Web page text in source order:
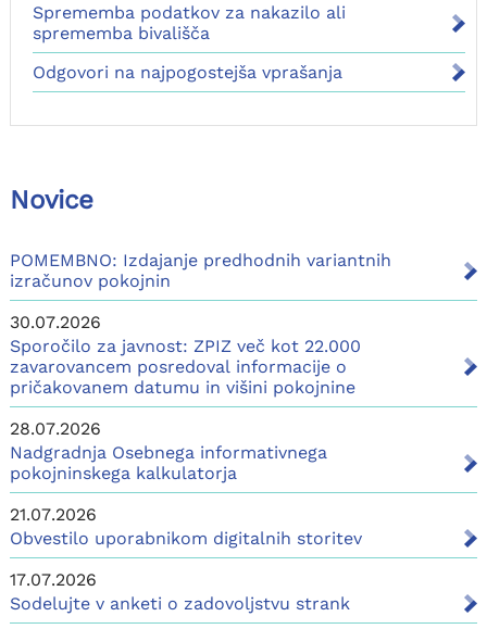
Sprememba podatkov za nakazilo ali
sprememba bivališča
Odgovori na najpogostejša vprašanja
Novice
POMEMBNO: Izdajanje predhodnih variantnih
izračunov pokojnin
30.07.2026
Sporočilo za javnost: ZPIZ več kot 22.000
zavarovancem posredoval informacije o
pričakovanem datumu in višini pokojnine
28.07.2026
Nadgradnja Osebnega informativnega
pokojninskega kalkulatorja
21.07.2026
Obvestilo uporabnikom digitalnih storitev
17.07.2026
Sodelujte v anketi o zadovoljstvu strank